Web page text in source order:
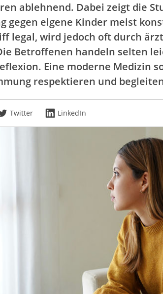
ablehnend. Dabei zeigt die
gegen eigene Kinder meist
legal, wird jedoch oft durch
Betroffenen handeln selten
Eine moderne Medizin
respektieren und
Twitter LinkedIn